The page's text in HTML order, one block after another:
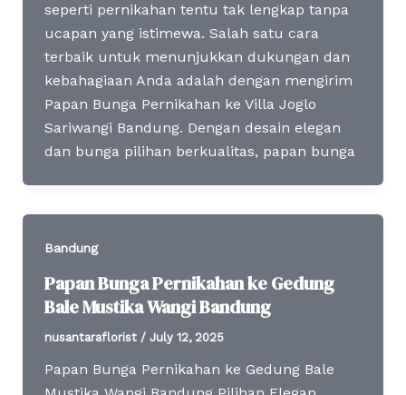
seperti pernikahan tentu tak lengkap tanpa
ucapan yang istimewa. Salah satu cara
terbaik untuk menunjukkan dukungan dan
kebahagiaan Anda adalah dengan mengirim
Papan Bunga Pernikahan ke Villa Joglo
Sariwangi Bandung. Dengan desain elegan
dan bunga pilihan berkualitas, papan bunga
Bandung
Papan Bunga Pernikahan ke Gedung
Bale Mustika Wangi Bandung
nusantaraflorist / July 12, 2025
Papan Bunga Pernikahan ke Gedung Bale